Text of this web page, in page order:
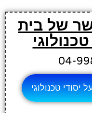
של בית
טכנולוגי